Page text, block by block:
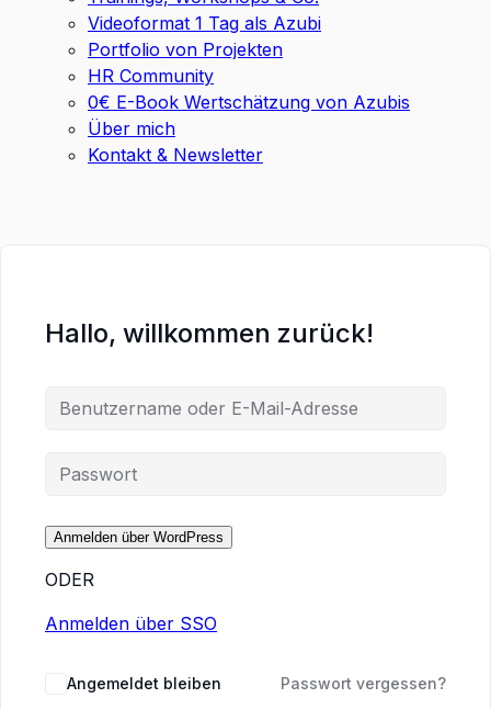
Videoformat 1 Tag als Azubi
Portfolio von Projekten
HR Community
0€ E-Book Wertschätzung von Azubis
Über mich
Kontakt & Newsletter
Hallo, willkommen zurück!
ODER
Anmelden über SSO
Angemeldet bleiben Passwort vergessen?